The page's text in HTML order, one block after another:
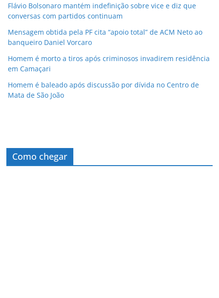
Flávio Bolsonaro mantém indefinição sobre vice e diz que
conversas com partidos continuam
Mensagem obtida pela PF cita “apoio total” de ACM Neto ao
banqueiro Daniel Vorcaro
Homem é morto a tiros após criminosos invadirem residência
em Camaçari
Homem é baleado após discussão por dívida no Centro de
Mata de São João
Como chegar